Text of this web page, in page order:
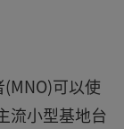
可以使
流小型基地台